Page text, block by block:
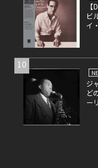
ビ
イ
10
ジ
ど
ー